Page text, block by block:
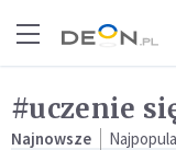
#uczenie
Najnowsze